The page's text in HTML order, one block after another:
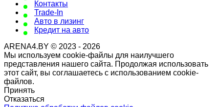
Контакты
Trade-In
Авто в лизинг
Кредит на авто
ARENA4.BY © 2023 - 2026
Мы используем cookie-файлы для наилучшего
представления нашего сайта. Продолжая использовать
этот сайт, вы соглашаетесь с использованием cookie-
файлов.
Принять
Отказаться